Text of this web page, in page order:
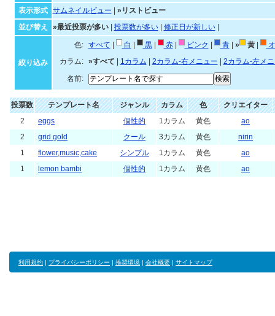
表示形式
サムネイルビュー
»リストビュー
並び替え
»最近投票が多い| 投票数が多い| 修正日が新しい|
絞り込み
色: すべて 白 黒| 赤| ピンク 青| » 黄|
カラム:
»すべて 1カラム 2カラム-右メニュー
2カラム-左メ
名前:
投票数 テンプレート名 ジャンル カラム 色
クリエイター
2
eggs 個性的 1カラム 黄色
ao
2
grid gold クール 3カラム 黄色
nirin
1
flower,music,cake シンプル 1カラム 黄色
ao
1
lemon bambi 個性的 1カラム 黄色 ao
利用規約 | プライバシーポリシー | 推奨環境 | 会社概要 | サイトマップ